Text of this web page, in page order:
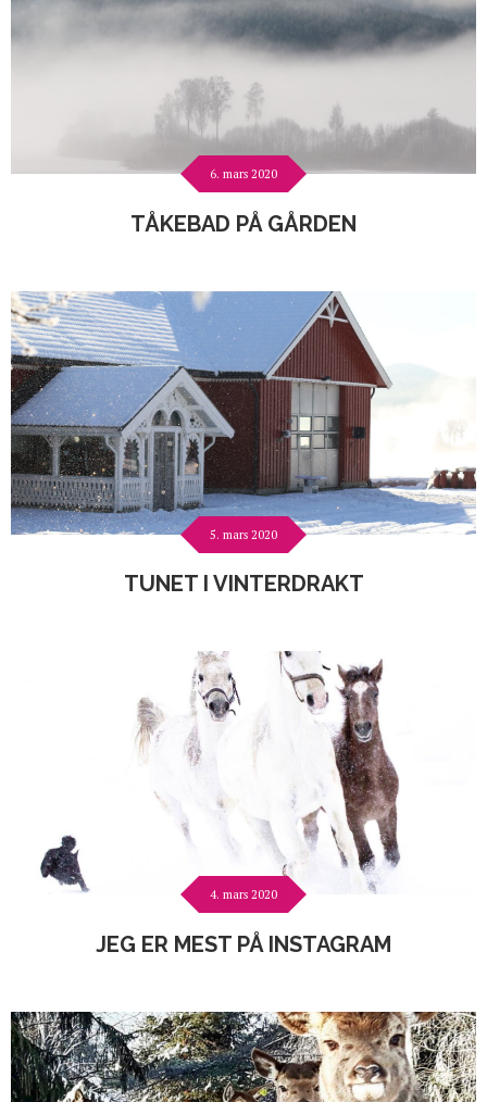
6. mars 2020
TÅKEBAD PÅ GÅRDEN
5. mars 2020
TUNET I VINTERDRAKT
4. mars 2020
JEG ER MEST PÅ INSTAGRAM